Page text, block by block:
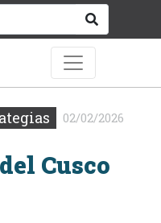
02/02/2026
Cusco